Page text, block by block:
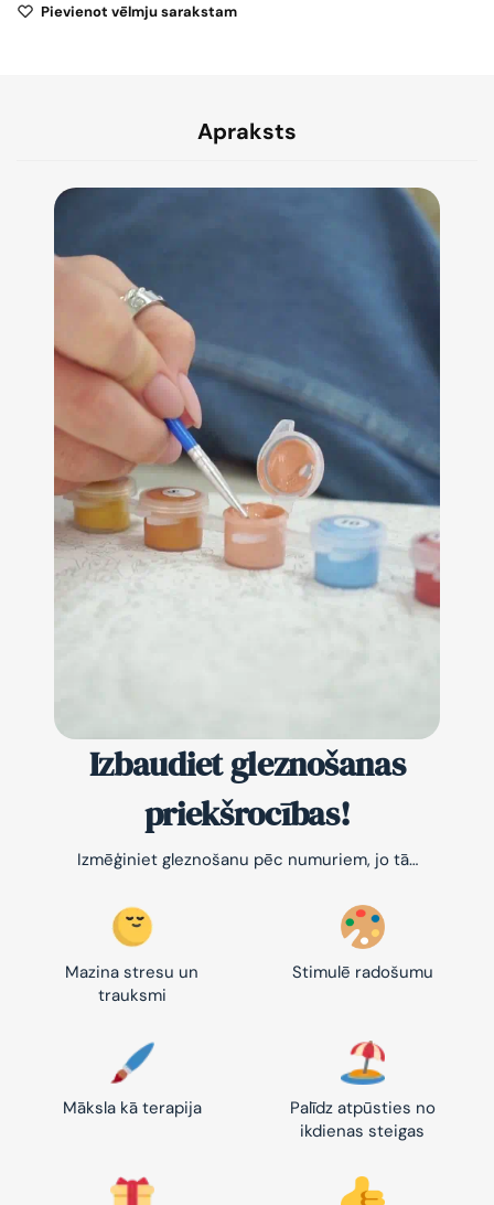
Pievienot vēlmju sarakstam
Apraksts
Izbaudiet gleznošanas
priekšrocības!
Izmēģiniet gleznošanu pēc numuriem, jo tā…
Mazina stresu un
trauksmi
Stimulē radošumu
Māksla kā terapija
Palīdz atpūsties no
ikdienas steigas